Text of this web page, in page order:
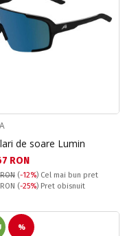
de soare Lumin
цена:
RON
(-12%) Cel mai bun pret
(-25%) Pret obisnuit
%